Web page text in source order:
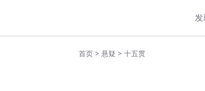
首页 > 悬疑 > 十五贯